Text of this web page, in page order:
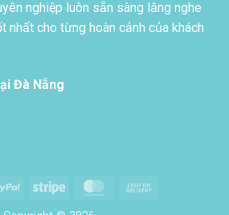
nghiệp luôn sẵn sàng lắng nghe
nhất cho từng hoàn cảnh của khách
Đà Nẵng
PayPal Stripe MasterCard